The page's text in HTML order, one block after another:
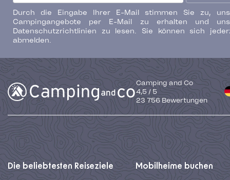
Durch die Eingabe Ihrer E-Mail stimmen Sie zu,
Campingangebote per E-Mail zu erhalten und
Datenschutzrichtlinien zu lesen. Sie können sich
abmelden.
Camping and Co
4,5 / 5
23 756Bewertungen
Die beliebtesten Reiseziele Mobilheime buchen